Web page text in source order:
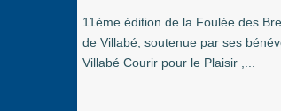
11ème édition de la Foulée des
de Villabé, soutenue par ses
Villabé Courir pour le Plaisir ,...